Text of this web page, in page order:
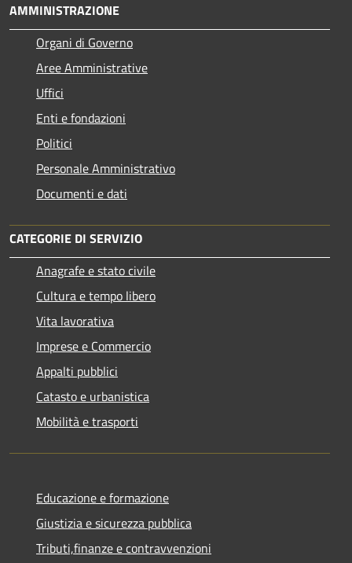
AMMINISTRAZIONE
Organi di Governo
Aree Amministrative
Uffici
Enti e fondazioni
Politici
Personale Amministrativo
Documenti e dati
CATEGORIE DI SERVIZIO
Anagrafe e stato civile
Cultura e tempo libero
Vita lavorativa
Imprese e Commercio
Appalti pubblici
Catasto e urbanistica
Mobilità e trasporti
Educazione e formazione
Giustizia e sicurezza pubblica
Tributi,finanze e contravvenzioni